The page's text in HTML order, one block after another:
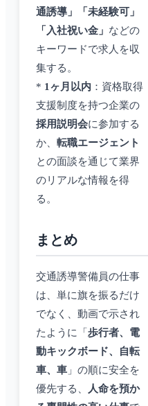
通誘導」「未経験可」
「入社祝い金」 などの
キーワードで求人を収
集する。
* 1ヶ月以内 ：資格取得
支援制度を持つ企業の
採用説明会に参加する
か、 転職エージェント
との面談を通じて業界
のリアルな情報を得
る。
まとめ
交通誘導警備員の仕事
は、単に旗を振るだけ
でなく、動画で示され
たように「 歩行者、電
動キックボード、自転
車、車 」の順に安全を
優先する、
人命を預か